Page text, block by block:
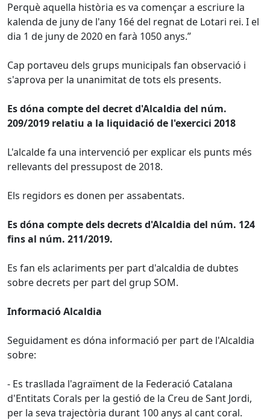
Perquè aquella història es va començar a escriure la
kalenda de juny de l'any 16é del regnat de Lotari rei. I el
dia 1 de juny de 2020 en farà 1050 anys.”
Cap portaveu dels grups municipals fan observació i
s'aprova per la unanimitat de tots els presents.
Es dóna compte del decret d'Alcaldia del núm.
209/2019 relatiu a la liquidació de l'exercici 2018
L'alcalde fa una intervenció per explicar els punts més
rellevants del pressupost de 2018.
Els regidors es donen per assabentats.
Es dóna compte dels decrets d'Alcaldia del núm. 124
fins al núm. 211/2019.
Es fan els aclariments per part d'alcaldia de dubtes
sobre decrets per part del grup SOM.
Informació Alcaldia
Seguidament es dóna informació per part de l'Alcaldia
sobre:
- Es trasllada l'agraïment de la Federació Catalana
d'Entitats Corals per la gestió de la Creu de Sant Jordi,
per la seva trajectòria durant 100 anys al cant coral.